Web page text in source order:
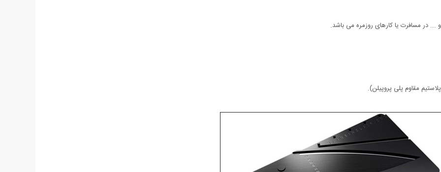
در مسافرت یا کارهای روزمره می باشد.
مقاوم پلی پروپیلن).